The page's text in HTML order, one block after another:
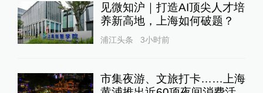
见微知沪｜打造AI顶尖人才培
养新高地，上海如何破题？
浦江头条 3小时前
市集夜游、文旅打卡……上海